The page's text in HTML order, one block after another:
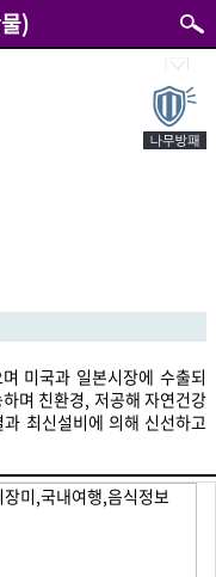
)
미국과 일본시장에 수출되
며 친환경, 저공해 자연건강
최신설비에 의해 신선하고